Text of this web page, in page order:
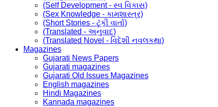
(Self Development - સ્વ વિકાસ)
(Sex Knowledge - કામશાસ્ત્ર)
(Short Stories - ટૂંકી વાર્તા)
(Translated - અનુવાદ)
(Translated Novel - વિદેશી નવલકથા)
Magazines
Gujarati News Papers
Gujarati magazines
Gujarati Old Issues Magazines
English magazines
Hindi Magazines
Kannada magazines